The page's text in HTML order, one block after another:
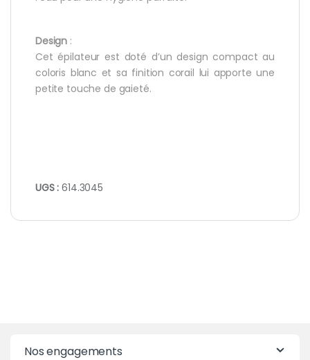
Design :
Cet épilateur est doté d’un design compact au
coloris blanc et sa finition corail lui apporte une
petite touche de gaieté.
UGS :614.3045
Nos engagements